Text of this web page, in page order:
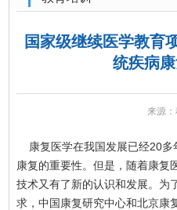
国家级继续医学教育
统疾病
来源
康复医学在我国发展已经20多
康复的重要性。但是，随着康复
技术又有了新的认识和发展。为
求，中国康复研究中心和北京康